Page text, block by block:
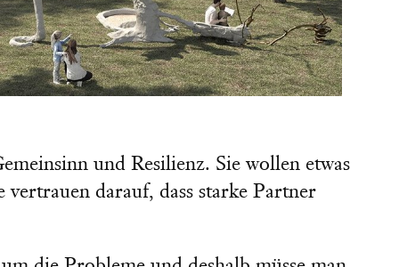
und Resilienz. Sie wollen etwas
darauf, dass starke Partner